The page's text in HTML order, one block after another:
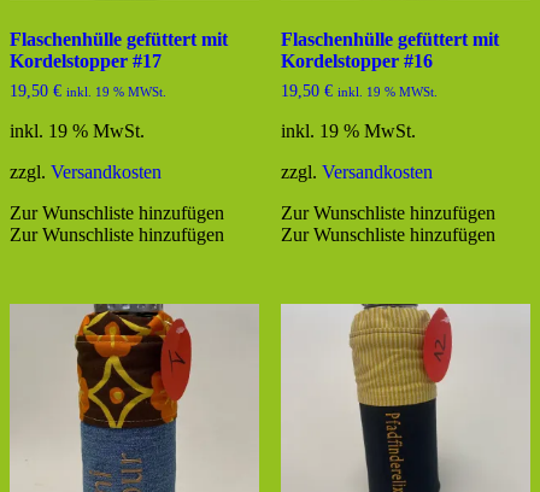
Flaschenhülle gefüttert mit
Kordelstopper #17
19,50 € inkl. 19 % MWSt.
inkl. 19 % MwSt.
zzgl. Versandkosten
Zur Wunschliste hinzufügen
Zur Wunschliste hinzufügen
Flaschenhülle gefüttert mit
Kordelstopper #16
19,50 € inkl. 19 % MWSt.
inkl. 19 % MwSt.
zzgl. Versandkosten
Zur Wunschliste hinzufügen
Zur Wunschliste hinzufügen